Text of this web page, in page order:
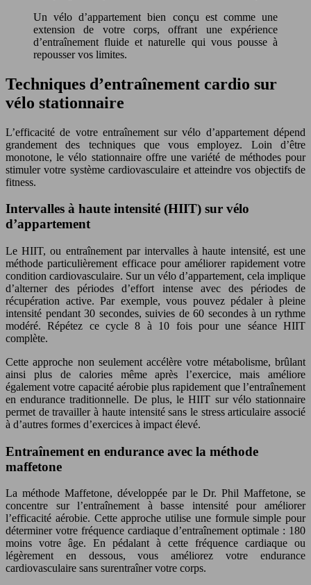
Un vélo d’appartement bien conçu est comme une
extension de votre corps, offrant une expérience
d’entraînement fluide et naturelle qui vous pousse à
repousser vos limites.
Techniques d’entraînement cardio sur
vélo stationnaire
L’efficacité de votre entraînement sur vélo d’appartement dépend
grandement des techniques que vous employez. Loin d’être
monotone, le vélo stationnaire offre une variété de méthodes pour
stimuler votre système cardiovasculaire et atteindre vos objectifs de
fitness.
Intervalles à haute intensité (HIIT) sur vélo
d’appartement
Le HIIT, ou entraînement par intervalles à haute intensité, est une
méthode particulièrement efficace pour améliorer rapidement votre
condition cardiovasculaire. Sur un vélo d’appartement, cela implique
d’alterner des périodes d’effort intense avec des périodes de
récupération active. Par exemple, vous pouvez pédaler à pleine
intensité pendant 30 secondes, suivies de 60 secondes à un rythme
modéré. Répétez ce cycle 8 à 10 fois pour une séance HIIT
complète.
Cette approche non seulement accélère votre métabolisme, brûlant
ainsi plus de calories même après l’exercice, mais améliore
également votre capacité aérobie plus rapidement que l’entraînement
en endurance traditionnelle. De plus, le HIIT sur vélo stationnaire
permet de travailler à haute intensité sans le stress articulaire associé
à d’autres formes d’exercices à impact élevé.
Entraînement en endurance avec la méthode
maffetone
La méthode Maffetone, développée par le Dr. Phil Maffetone, se
concentre sur l’entraînement à basse intensité pour améliorer
l’efficacité aérobie. Cette approche utilise une formule simple pour
déterminer votre fréquence cardiaque d’entraînement optimale : 180
moins votre âge. En pédalant à cette fréquence cardiaque ou
légèrement en dessous, vous améliorez votre endurance
cardiovasculaire sans surentraîner votre corps.